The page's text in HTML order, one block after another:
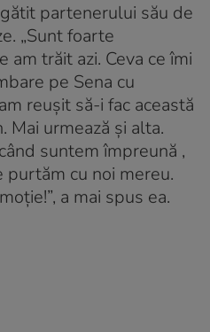
partenerului său de
„Sunt foarte
am trăit azi. Ceva ce îmi
pe Sena cu
reușit să-i fac această
Mai urmează și alta.
suntem împreună ,
cu noi mereu.
a mai spus ea.